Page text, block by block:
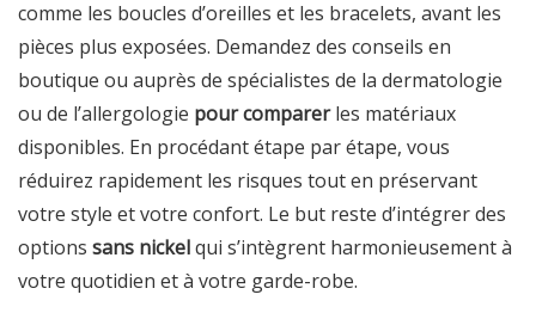
comme les boucles d’oreilles et les bracelets, avant les
pièces plus exposées. Demandez des conseils en
boutique ou auprès de spécialistes de la dermatologie
ou de l’allergologie pour comparerles matériaux
disponibles. En procédant étape par étape, vous
réduirez rapidement les risques tout en préservant
votre style et votre confort. Le but reste d’intégrer des
options sans nickelqui s’intègrent harmonieusement à
votre quotidien et à votre garde-robe.